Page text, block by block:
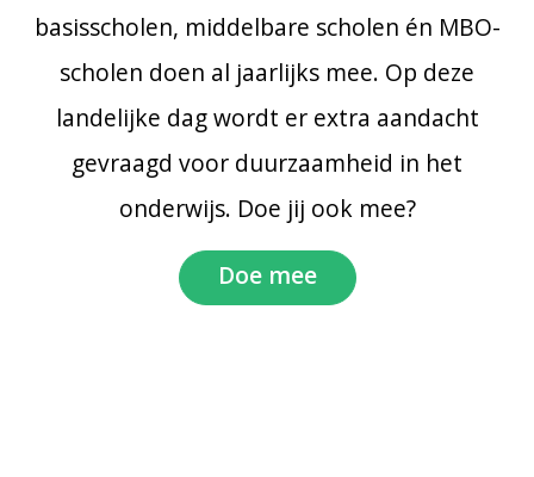
basisscholen, middelbare scholen én MBO-
scholen doen al jaarlijks mee. Op deze
landelijke dag wordt er extra aandacht
gevraagd voor duurzaamheid in het
onderwijs. Doe jij ook mee?
Doe mee